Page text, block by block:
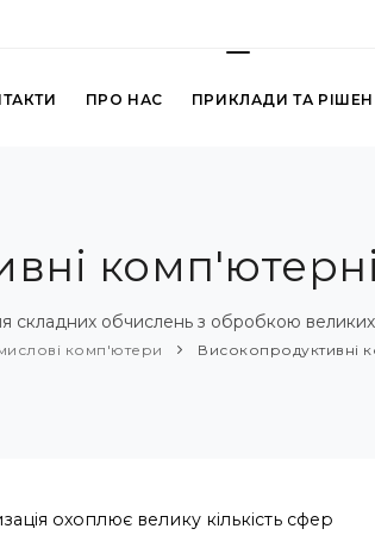
ПРО НАС ПРИКЛАДИ ТА
складних обчислень з обробкою
комп'ютери Високопродуктивні
охоплює велику кількість сфер